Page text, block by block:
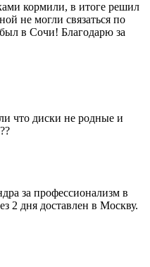
кормили, в итоге решил
не могли связаться по
в Сочи! Благодарю за
что диски не родные и
за профессионализм в
2 дня доставлен в Москву.